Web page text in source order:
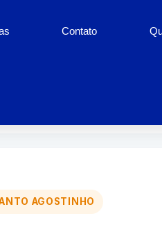
Contato
AGOSTINHO